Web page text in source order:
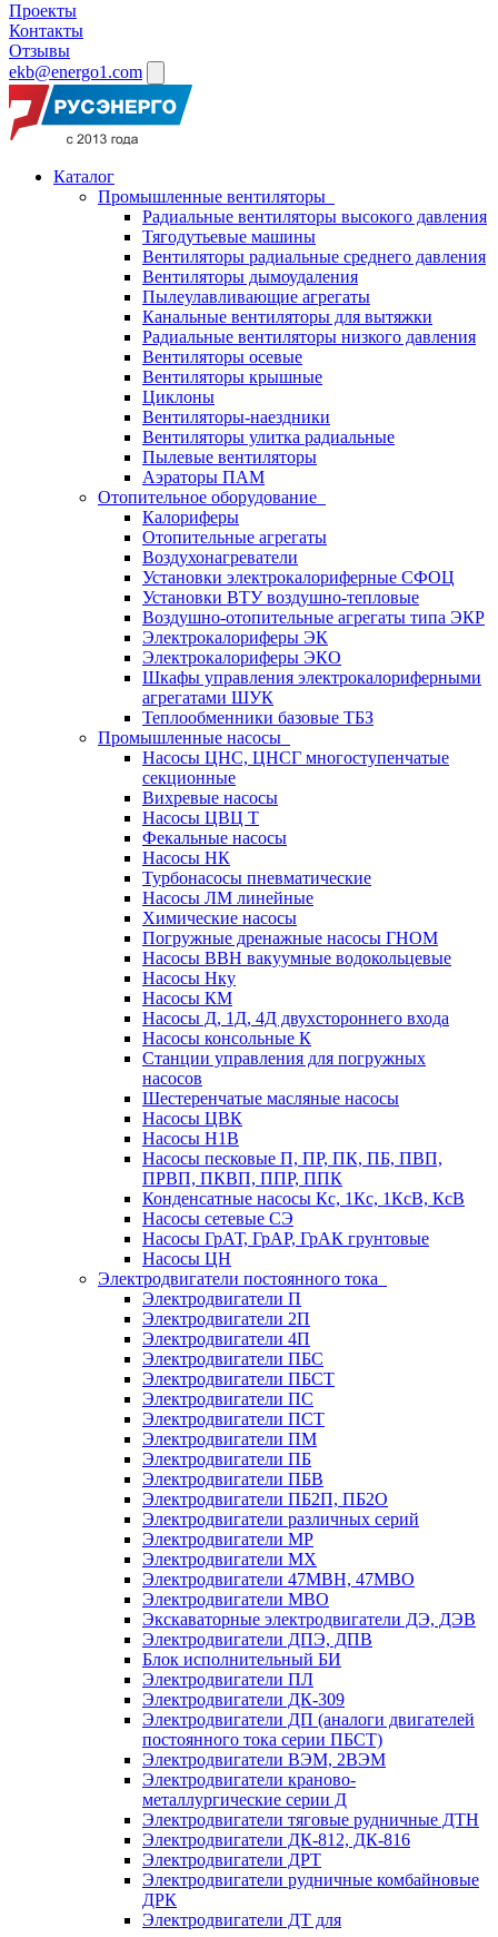
Проекты
Контакты
Отзывы
ekb@energo1.com
Каталог
Промышленные вентиляторы
Радиальные вентиляторы высокого давления
Тягодутьевые машины
Вентиляторы радиальные среднего давления
Вентиляторы дымоудаления
Пылеулавливающие агрегаты
Канальные вентиляторы для вытяжки
Радиальные вентиляторы низкого давления
Вентиляторы осевые
Вентиляторы крышные
Циклоны
Вентиляторы-наездники
Вентиляторы улитка радиальные
Пылевые вентиляторы
Аэраторы ПАМ
Отопительное оборудование
Калориферы
Отопительные агрегаты
Воздухонагреватели
Установки электрокалориферные СФОЦ
Установки ВТУ воздушно-тепловые
Воздушно-отопительные агрегаты типа ЭКР
Электрокалориферы ЭК
Электрокалориферы ЭКО
Шкафы управления электрокалориферными
агрегатами ШУК
Теплообменники базовые ТБЗ
Промышленные насосы
Насосы ЦНС, ЦНСГ многоступенчатые
секционные
Вихревые насосы
Насосы ЦВЦ Т
Фекальные насосы
Насосы НК
Турбонасосы пневматические
Насосы ЛМ линейные
Химические насосы
Погружные дренажные насосы ГНОМ
Насосы ВВН вакуумные водокольцевые
Насосы Нку
Насосы КМ
Насосы Д, 1Д, 4Д двухстороннего входа
Насосы консольные К
Станции управления для погружных
насосов
Шестеренчатые масляные насосы
Насосы ЦВК
Насосы Н1В
Насосы песковые П, ПР, ПК, ПБ, ПВП,
ПРВП, ПКВП, ППР, ППК
Конденсатные насосы Кс, 1Кс, 1КсВ, КсВ
Насосы сетевые СЭ
Насосы ГрАТ, ГрАР, ГрАК грунтовые
Насосы ЦН
Электродвигатели постоянного тока
Электродвигатели П
Электродвигатели 2П
Электродвигатели 4П
Электродвигатели ПБС
Электродвигатели ПБСТ
Электродвигатели ПС
Электродвигатели ПСТ
Электродвигатели ПМ
Электродвигатели ПБ
Электродвигатели ПБВ
Электродвигатели ПБ2П, ПБ2О
Электродвигатели различных серий
Электродвигатели МР
Электродвигатели MX
Электродвигатели 47MBH, 47МВО
Электродвигатели MBO
Экскаваторные электродвигатели ДЭ, ДЭВ
Электродвигатели ДПЭ, ДПВ
Блок исполнительный БИ
Электродвигатели ПЛ
Электродвигатели ДК-309
Электродвигатели ДП (аналоги двигателей
постоянного тока серии ПБСТ)
Электродвигатели ВЭМ, 2ВЭМ
Электродвигатели краново-
металлургические серии Д
Электродвигатели тяговые рудничные ДТН
Электродвигатели ДК-812, ДК-816
Электродвигатели ДРТ
Электродвигатели рудничные комбайновые
ДРК
Электродвигатели ДТ для